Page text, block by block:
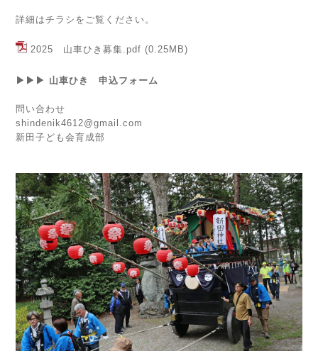
詳細はチラシをご覧ください。
2025 山車ひき募集.pdf (0.25MB)
▶▶▶ 山車ひき 申込フォーム
問い合わせ
shindenik4612@gmail.com
新⽥⼦ども会育成部